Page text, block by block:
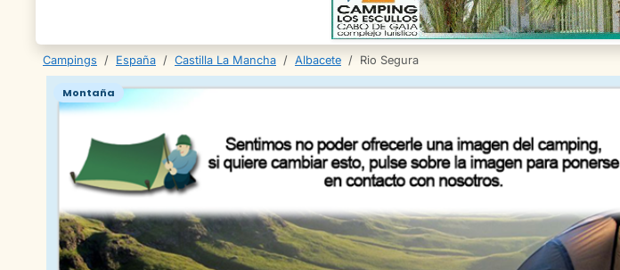
Campings / España / Castilla La Mancha / Albacete / Rio Segura
Montaña